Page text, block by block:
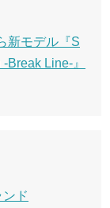
新モデル『S
Line-』
ド